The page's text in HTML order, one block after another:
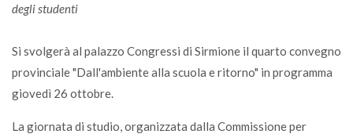
degli studenti
Si svolgerà al palazzo Congressi di Sirmione il quarto convegno
provinciale "Dall'ambiente alla scuola e ritorno" in programma
giovedì 26 ottobre.
La giornata di studio, organizzata dalla Commissione per